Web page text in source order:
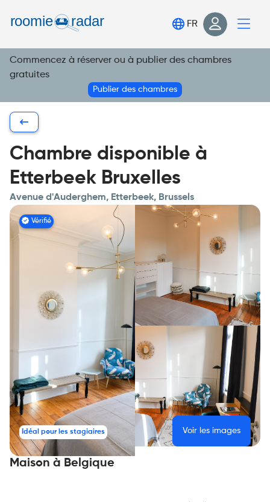
S'inscrire
FR
Commencez à réserver ou à publier des chambres
gratuites
Publier des chambres
Chambre disponible à
Etterbeek Bruxelles
Avenue d'Auderghem, Etterbeek, Brussels
Vérifié
Idéal pour les stagiaires Voir les images
Maison à Belgique